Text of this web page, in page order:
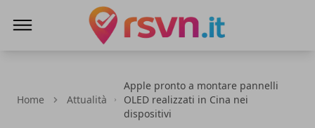
Home Attualità
Apple pronto a montare pannelli
OLED realizzati in Cina nei
dispositivi